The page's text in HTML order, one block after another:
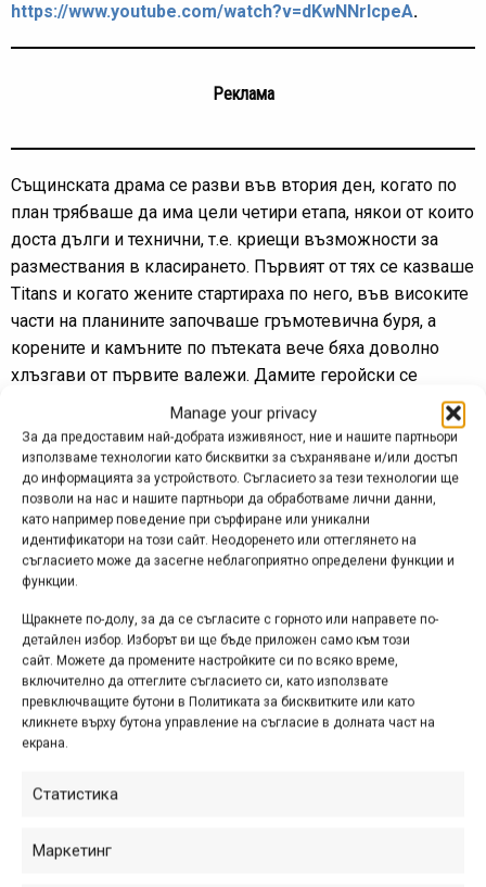
Manage your privacy
За да предоставим най-добрата изживяност, ние и нашите партньори
използваме технологии като бисквитки за съхраняване и/или достъп
до информацията за устройството. Съгласието за тези технологии ще
позволи на нас и нашите партньори да обработваме лични данни,
като например поведение при сърфиране или уникални
идентификатори на този сайт. Неодоренето или оттеглянето на
съгласието може да засегне неблагоприятно определени функции и
функции.
Щракнете по-долу, за да се съгласите с горното или направете по-
детайлен избор. Изборът ви ще бъде приложен само към този
сайт. Можете да промените настройките си по всяко време,
включително да оттеглите съгласието си, като използвате
превключващите бутони в Политиката за бисквитките или като
кликнете върху бутона управление на съгласие в долната част на
екрана.
Статистика
Маркетинг
https://www.youtube.com/watch?v=dKwNNrIcpeA.
Реклама
Същинската драма се разви във втория ден, когато по
план трябваше да има цели четири етапа, някои от които
доста дълги и технични, т.е. криещи възможности за
размествания в класирането. Първият от тях се казваше
Titans и когато жените стартираха по него, във високите
части на планините започваше гръмотевична буря, а
корените и камъните по пътеката вече бяха доволно
хлъзгави от първите валежи. Дамите геройски се
справиха с тези неуправляеми условия, като най-смела
и бърза бе Мелани Пужин (Франция) – с 12 секунди
преднина пред Уинифред Голдсбъри и цели 27 секунди
спрямо Ела Конъли, тя директно зае първата позиция
във временното класиране, а това се оказа решаващо…
Някои от мъжете също успяха да направят спускания по
хлъзгавото трасе, но скоро след началото на мъжкия
старт оранизаторите взеха решение да спрат карането
по етапа и го отмениха (за мъжете) заедно със
следващите пети и шести етап (за всички) поради
мощните гръмотевични бури, разразили се в планината.
От първоначалната програма остана само седмият етап,
който беше доста кратък (1.32 км) и даваше последен
спечели етапа с достатъчна преднина, за да завърши